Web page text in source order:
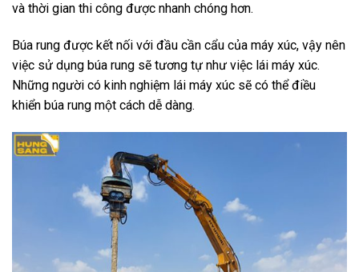
và thời gian thi công được nhanh chóng hơn.
Búa rung được kết nối với đầu cần cẩu của máy xúc, vậy nên
việc sử dụng búa rung sẽ tương tự như việc lái máy xúc.
Những người có kinh nghiệm lái máy xúc sẽ có thể điều
khiển búa rung một cách dễ dàng.